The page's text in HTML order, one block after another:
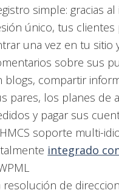
simple: gracias
único, tus clientes
una vez en tu sitio
sobre sus
blogs, compartir
pares, los planes de
y pagar sus
soporte multi-
integrado
resolución de